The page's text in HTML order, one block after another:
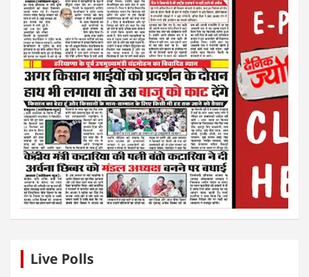
Live Polls